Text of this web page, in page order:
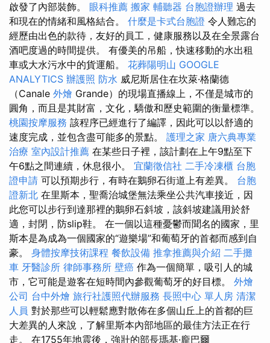
啟發了內部裝飾。 眼科推薦 搬家 輔聽器 台胞證辦理 過去
和現在的情緒和風格結合。 什麼是卡式台胞證 令人難忘的
經歷由出色的款待，友好的員工，健康服務以及在全景露台
酒吧度過的時間提供。 有優美的吊船，快速移動的水出租
車或大水污水中的貨運船。 花葬陽明山 GOOGLE
ANALYTICS 辦護照 防水 威尼斯居住在坎萊·格蘭德
（Canale 外燴 Grande）的現場直播線上，不僅是城市的
圓角，而且是其財富，文化，驕傲和歷史範圍的衡量標準。
桃園按摩服務 該程序已經進行了編譯，因此可以以舒適的
速度完成，並包含盡可能多的景點。 護理之家 唐六典專業
治療 室內設計推薦 在某些日子裡，該計劃在上午9點至下
午6點之間連續，休息很小。 宜蘭徵信社 二手冷凍櫃 台胞
證申請 可以預期步行，有時在鵝卵石街道上有差異。 台胞
證新北 在里斯本，聖喬治城堡無法乘坐公共汽車接近，因
此您可以步行到達那裡的鵝卵石斜坡，該斜坡建議用於舒
適，封閉，防slip鞋。 在一個以這種憂鬱而聞名的國家，里
斯本是為成為一個國家的“遊樂場”和葡萄牙的首都而感到自
豪。 身體按摩技術課程 餐飲設備 推拿推薦與介紹 二手攤
車 牙醫診所 律師事務所 壁癌 作為一個簡單，吸引人的城
市，它可能是遊客在短時間內參觀葡萄牙的好目標。 外燴
公司 台中外燴 旅行社護照代辦服務 長照中心 單人房 清潔
人員 對於那些可以輕鬆應對散佈在多個山丘上的首都的巨
大差異的人來說，了解里斯本內部地區的最佳方法正在行
走。 在1755年地震後，強壯的部長瑪基·龐巴爾